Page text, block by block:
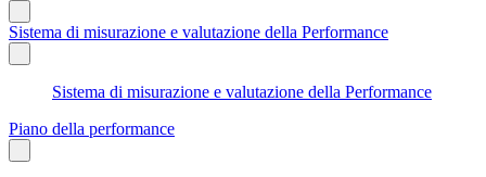
Sistema di misurazione e valutazione della Performance
Sistema di misurazione e valutazione della Performance
Piano della performance